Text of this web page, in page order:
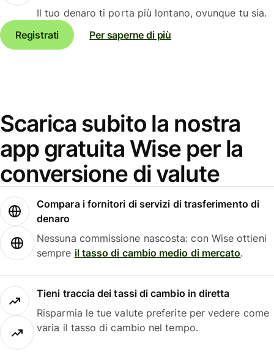
Il tuo denaro ti porta più lontano, ovunque tu sia.
Registrati
Per saperne di più
Scarica subito la nostra
app gratuita Wise per la
conversione di valute
Compara i fornitori di servizi di trasferimento di
denaro
Nessuna commissione nascosta: con Wise ottieni
sempre il tasso di cambio medio di mercato.
Tieni traccia dei tassi di cambio in diretta
Risparmia le tue valute preferite per vedere come
varia il tasso di cambio nel tempo.